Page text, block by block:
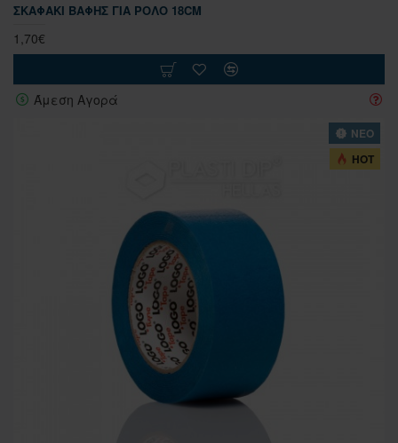
ΣΚΑΦΆΚΙ ΒΑΦΉΣ ΓΙΑ ΡΟΛΌ 18CM
1,70€
Άμεση Αγορά
ΝΕΟ
HOT